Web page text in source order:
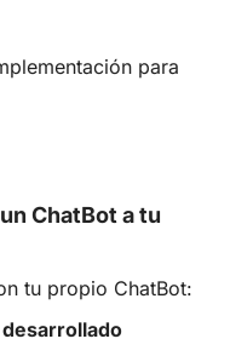
para
ChatBot a tu
tu propio ChatBot: